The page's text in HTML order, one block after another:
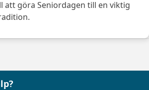
göra Seniordagen till en viktig